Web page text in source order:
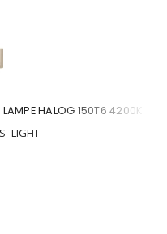
HALOG 150T6 4200K
-LIGHT